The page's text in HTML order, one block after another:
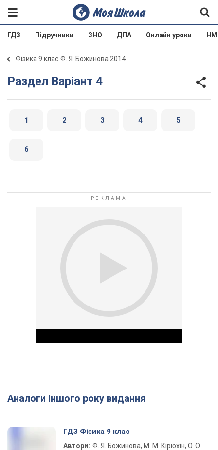
ГДЗ Підручники ЗНО ДПА Онлайн уроки
Фізика 9 клас Ф. Я. Божинова 2014
Раздел Варіант 4
1 2 3 4 5
6
Play Video
Аналоги іншого року видання
ГДЗ Фізика 9 клас
Автори: Ф. Я. Божинова, М. М. Кірюхін, О. О.